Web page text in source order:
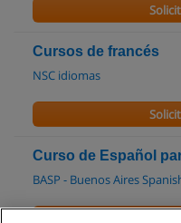
Cursos de francés
NSC idiomas
Curso de Español
BASP - Buenos Aires